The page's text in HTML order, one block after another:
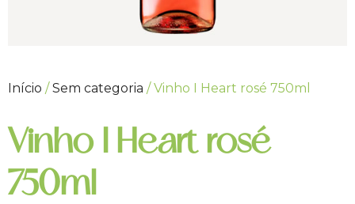
Início /Sem categoria / Vinho I Heart rosé 750ml
Vinho I Heart rosé
750ml